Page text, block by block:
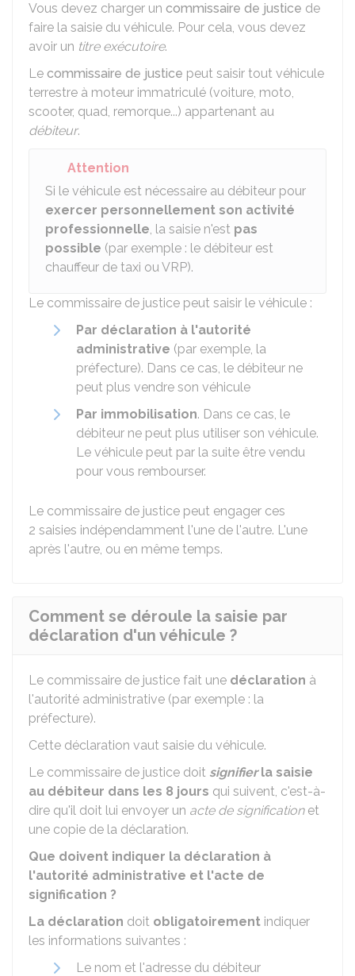
Vous devez charger un commissaire de justice de
faire la saisie du véhicule. Pour cela, vous devez
avoir un titre exécutoire.
Le commissaire de justice peut saisir tout véhicule
terrestre à moteur immatriculé (voiture, moto,
scooter, quad, remorque...) appartenant au
débiteur.
Attention
Si le véhicule est nécessaire au débiteur pour
exercer personnellement son activité
professionnelle, la saisie n'est pas
possible (par exemple : le débiteur est
chauffeur de taxi ou VRP).
Le commissaire de justice peut saisir le véhicule :
Par déclaration à l'autorité
administrative (par exemple, la
préfecture). Dans ce cas, le débiteur ne
peut plus vendre son véhicule
Par immobilisation. Dans ce cas, le
débiteur ne peut plus utiliser son véhicule.
Le véhicule peut par la suite être vendu
pour vous rembourser.
Le commissaire de justice peut engager ces
2 saisies indépendamment l'une de l'autre. L'une
après l'autre, ou en même temps.
Comment se déroule la saisie par
déclaration d'un véhicule ?
Le commissaire de justice fait une déclaration à
l'autorité administrative (par exemple : la
préfecture).
Cette déclaration vaut saisie du véhicule.
Le commissaire de justice doit signifierla saisie
au débiteur dans les 8 jours qui suivent, c'est-à-
dire qu'il doit lui envoyer un acte de significationet
une copie de la déclaration.
Que doivent indiquer la déclaration à
l'autorité administrative et l'acte de
signification ?
La déclaration doit obligatoirement indiquer
les informations suivantes :
Le nom et l'adresse du débiteur